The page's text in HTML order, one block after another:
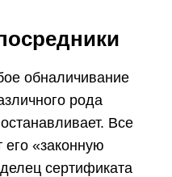
обналичивание
рода
Все
«законную
сертификата